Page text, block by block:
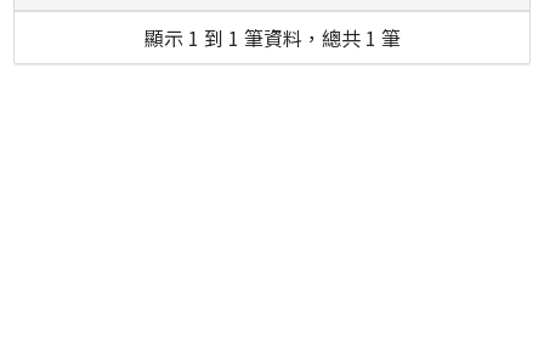
顯示 1 到 1 筆資料，總共 1 筆